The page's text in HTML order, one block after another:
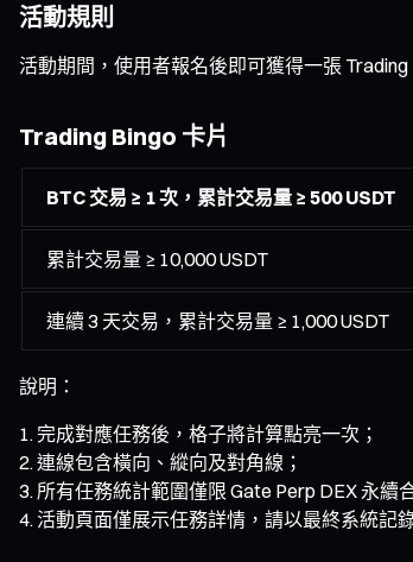
活動規則
活動期間，使用者報名後即可獲得一張
Trading Bingo 卡片
BTC 交易 ≥ 1 次，累計交易量 ≥ 500 USDT
累計交易量 ≥ 10,000 USDT
連續 3 天交易，累計交易量 ≥ 1,000 USDT
說明：
完成對應任務後，格子將計算點亮一次；
連線包含橫向、縱向及對角線；
所有任務統計範圍僅限 Gate Perp DEX 永續
活動頁面僅展示任務詳情，請以最終系統記